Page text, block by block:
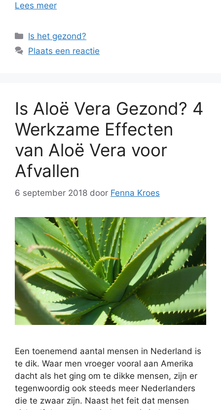
Lees meer
Categorieën
Is het gezond?
Plaats een reactie
Is Aloë Vera Gezond? 4
Werkzame Effecten
van Aloë Vera voor
Afvallen
6 september 2018 door Fenna Kroes
Een toenemend aantal mensen in Nederland is
te dik. Waar men vroeger vooral aan Amerika
dacht als het ging om te dikke mensen, zijn er
tegenwoordig ook steeds meer Nederlanders
die te zwaar zijn. Naast het feit dat mensen